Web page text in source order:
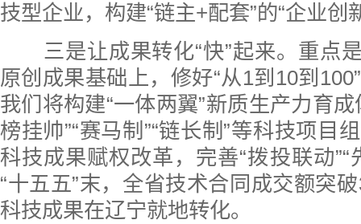
技型企业，构建“链主+配套”的“企业创
三是让成果转化“快”起来。重点是
原创成果基础上，修好“从1到10到
我们将构建“一体两翼”新质生产力育
榜挂帅”“赛马制”“链长制”等科技项目
科技成果赋权改革，完善“拨投联动”“
“十五五”末，全省技术合同成交额突
科技成果在辽宁就地转化。